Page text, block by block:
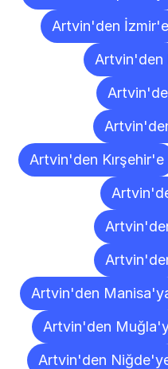
Artvin'den İzmir'e
Artvin'den
Artvin'den Kırşehir'e
Artvin'den
Artvin'den
Artvin'den